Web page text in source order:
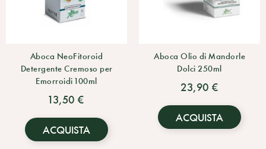
Aboca NeoFitoroid
Detergente Cremoso per
Emorroidi 100ml
13,50 €
ACQUISTA
Aboca Olio di Mandorle
Dolci 250ml
23,90 €
ACQUISTA